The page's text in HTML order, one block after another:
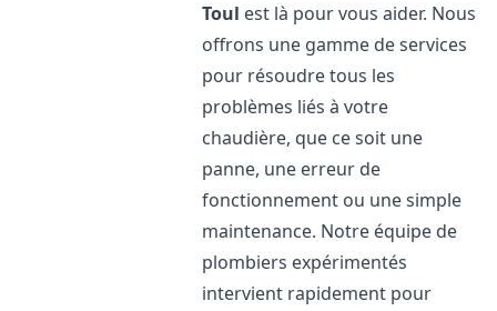
Toul est là pour vous aider. Nous
offrons une gamme de services
pour résoudre tous les
problèmes liés à votre
chaudière, que ce soit une
panne, une erreur de
fonctionnement ou une simple
maintenance. Notre équipe de
plombiers expérimentés
intervient rapidement pour